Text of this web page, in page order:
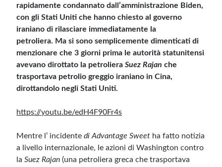
ritenuti offensivi o lesivi dell’immagine o dell’onorabilità di terzi, di genere spam,
razzisti o che contengano dati personali non conformi al rispetto delle norme sulla
privacy. Alcune immagini inserite in questo blog sono tratte da Internet e, pertanto,
considerate di pubblico dominio. Qualora la loro pubblicazione violasse eventuali
diritti d’autore, vi invito a comunicarlo via e-mail a info[at]dinovalle.it e saranno
tramite link né del loro contenuto, che può essere soggetto a variazioni nel tempo.
Meta
Feed dei contenuti
WordPress.org
rapidamente condannato dall’amministrazione Biden,
con gli Stati Uniti che hanno chiesto al governo
iraniano di rilasciare immediatamente la
petroliera. Ma si sono semplicemente dimenticati di
menzionare che 3 giorni prima le autorità statunitensi
avevano dirottato la petrolieraSuez Rajan che
trasportava petrolio greggio iraniano in Cina,
dirottandolo negli Stati Uniti.
https://youtu.be/edH4F90Fr4s
Mentre l’ incidentedi Advantage Sweet ha fatto notizia
a livello internazionale, le azioni di Washington contro
laSuez Rajan (una petroliera greca che trasportava